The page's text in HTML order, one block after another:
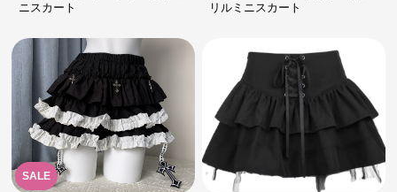
ニスカート
リルミニスカート
SALE